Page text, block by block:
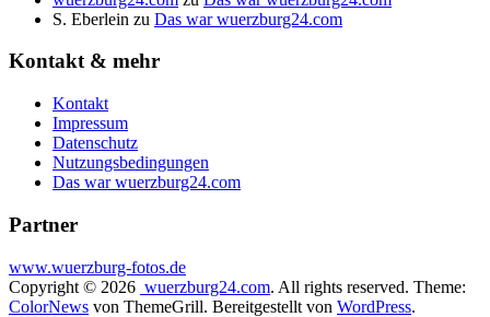
S. Eberlein zu Das war wuerzburg24.com
Kontakt & mehr
Kontakt
Impressum
Datenschutz
Nutzungsbedingungen
Das war wuerzburg24.com
Partner
www.wuerzburg-fotos.de
Copyright © 2026 wuerzburg24.com. All rights reserved. Theme:
ColorNews von ThemeGrill. Bereitgestellt von WordPress.